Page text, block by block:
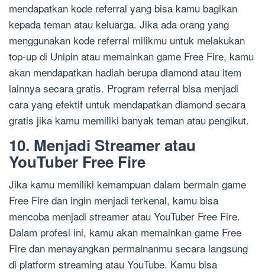
mendapatkan kode referral yang bisa kamu bagikan
kepada teman atau keluarga. Jika ada orang yang
menggunakan kode referral milikmu untuk melakukan
top-up di Unipin atau memainkan game Free Fire, kamu
akan mendapatkan hadiah berupa diamond atau item
lainnya secara gratis. Program referral bisa menjadi
cara yang efektif untuk mendapatkan diamond secara
gratis jika kamu memiliki banyak teman atau pengikut.
10. Menjadi Streamer atau
YouTuber Free Fire
Jika kamu memiliki kemampuan dalam bermain game
Free Fire dan ingin menjadi terkenal, kamu bisa
mencoba menjadi streamer atau YouTuber Free Fire.
Dalam profesi ini, kamu akan memainkan game Free
Fire dan menayangkan permainanmu secara langsung
di platform streaming atau YouTube. Kamu bisa